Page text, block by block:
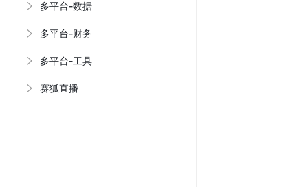
多平台-数据
多平台-财务
多平台-工具
赛狐直播